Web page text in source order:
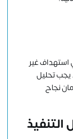
استهداف غير
يجب تحليل
نجاح